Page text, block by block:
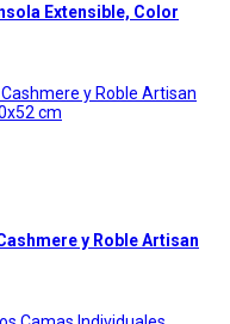
Extensible, Color
y Roble Artisan